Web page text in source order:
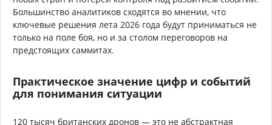
Большинство аналитиков сходятся во мнении, что
ключевые решения лета 2026 года будут приниматься не
только на поле боя, но и за столом переговоров на
предстоящих саммитах.
Практическое значение цифр и событий
для понимания ситуации
120 тысяч британских дронов — это не абстрактная